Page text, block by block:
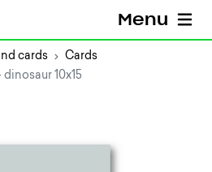
Menu
cards
Cards
10x15